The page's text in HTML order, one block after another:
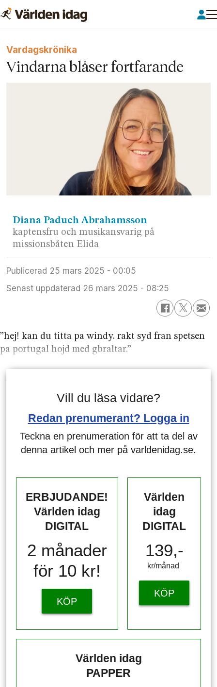
Vardagskrönika
Vindarna blåser fortfarande
Diana Paduch Abrahamsson
kaptensfru och musikansvarig på
missionsbåten Elida
Publicerad
25 mars 2025 - 00:05
Senast uppdaterad
26 mars 2025 - 08:25
”hej! kan du titta pa windy. rakt syd fran spetsen
pa portugal hojd med gbraltar.”
Vill du läsa vidare?
Redan prenumerant? Logga in
Teckna en prenumeration för att ta del av
denna artikel och mer på varldenidag.se.
ERBJUDANDE!
Världen idag
DIGITAL
2 månader
för 10 kr!
KÖP
Världen
idag
DIGITAL
139,-
kr/månad ​​​​​​
KÖP
Världen idag
PAPPER